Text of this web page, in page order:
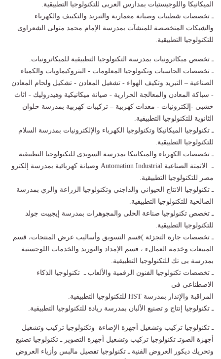
الميكانيكا واللوجيستيات بمدارس العربى للتكنولوجيا التطبيقية.
ـ تخصصات شطيبات وصيانة معمارية والتبريد والتكييف والكهرباء
والشبكات المتخصصة للمنشآت بمدرسة الإمام محمد متولى الشعراوى
للتكنولوجيا التطبيقية.
ـ تخصص ميكاترونيات بمدرسة التكنولوجيا التطبيقية للميكاترونيات.
ـ تخصصات الحاسبات وتكنولوجيا المعلومات - البتروكيماويات والكمياء
الصناعية – التبريد وتكيف الهواء - تشغيل المعادن - تشكيل ولحام المعادن
- سباكة المعادن والمعالجة الحرارية - صيانة ميكانيكية وهيدروليك - اثاث
خشبى -إلكترونيات - معدات كهربية – تركيبات كهربية بمدرسة حلوان
الثانوية للتكنولوجيا التطبيقية.
ـ تكنولوجيا الميكانيكا وتكنولوجيا الكهرباء والإلكترونيات بمدرسة السلام
للتكنولوجيا التطبيقية.
ـ تخصصات الكهرباء والميكانيكا بمدرسة السويدى للتكنولوجيا التطبيقية.
ـ الاتمتة الصناعية Automation Industrial وصيانة كهربائية بمدرسة إلكترو
مصر للتكنولوجيا التطبيقية.
ـ تكنولوجيا الانتاج الحيواني والداجني وتكنولوجيا الزراعة والري بمدرسة
الصالحية للتكنولوجيا التطبيقية.
ـ تخصص تكنولوجيا صناعة الحلى والمجوهرات بمدرسة إيجيبت جولد
للتكنولوجيا التطبيقية.
ـ تخصصات جارة التجزئة )قسم التسويق وأساليب عرض المنتجات، قسم
المبيعات وخدمة العمالء ، قسم الإمداد والتوريد والخدمات اللوجستية
بمدرسة بى تك للتكنولوجيا التطبيقية.
ـ تخصصات تكنولوجيا الفنون الرقمية والألعاب ـ تكنولوجيا الذكاء
الاصطناعى فى
المراقبة والإنذار بمدرسة HST للتكنولوجيا التطبيقية.
ـ تكنولوجيا إنتاج و تصنيع الألبان بمدرسة ريادة للتكنولوجيا التطبيقية.
ـ تكنولوجيا تركيب وتشغيل أجهزة الإضاءة وتكنولوجيا تركيب وتشغيل
أجهزة الصوتـ تكنولوجيا تركيب وتشغيل أجهزة التصوير ـ تكنولوجيا تصنيع
وتحريك ديكور العروض الفنية ـ تكنولوجيا تفصيل مالبس وأزياء العروض